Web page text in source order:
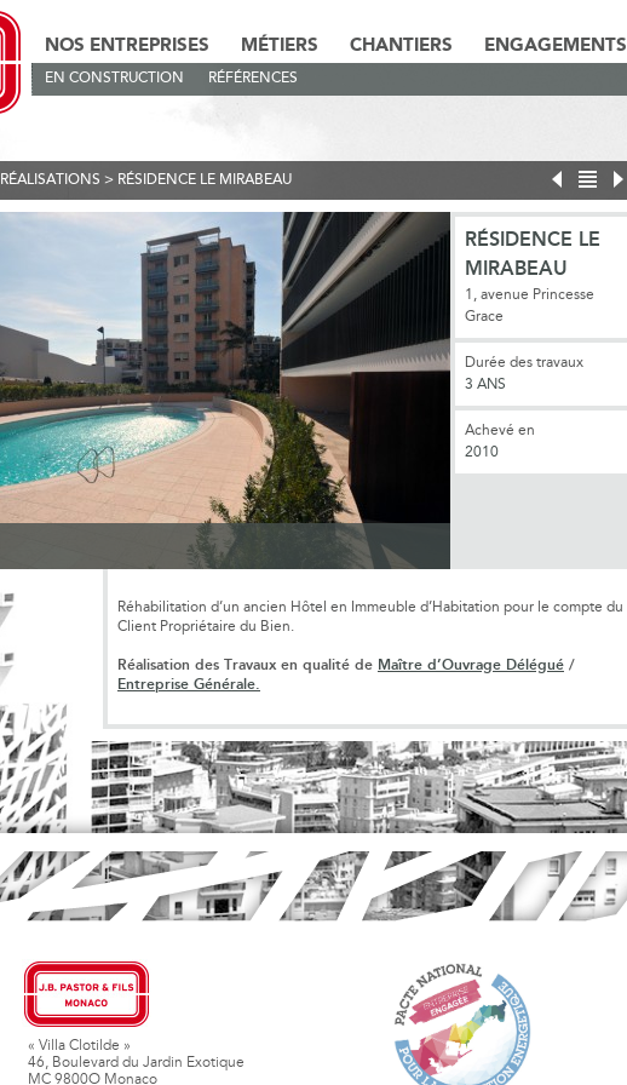
NOS ENTREPRISES MÉTIERS CHANTIERS ENGAGEMENTS
EN CONSTRUCTION RÉFÉRENCES
RÉALISATIONS > RÉSIDENCE LE MIRABEAU
RÉSIDENCE LE
MIRABEAU
1, avenue Princesse
Grace
Durée des travaux
3 ANS
Achevé en
2010
Réhabilitation d’un ancien Hôtel en Immeuble d’Habitation pour le compte du
Client Propriétaire du Bien.
Réalisation des Travaux en qualité de Maître d’Ouvrage Délégué /
Entreprise Générale.
« Villa Clotilde »
46, Boulevard du Jardin Exotique
MC 9800O Monaco